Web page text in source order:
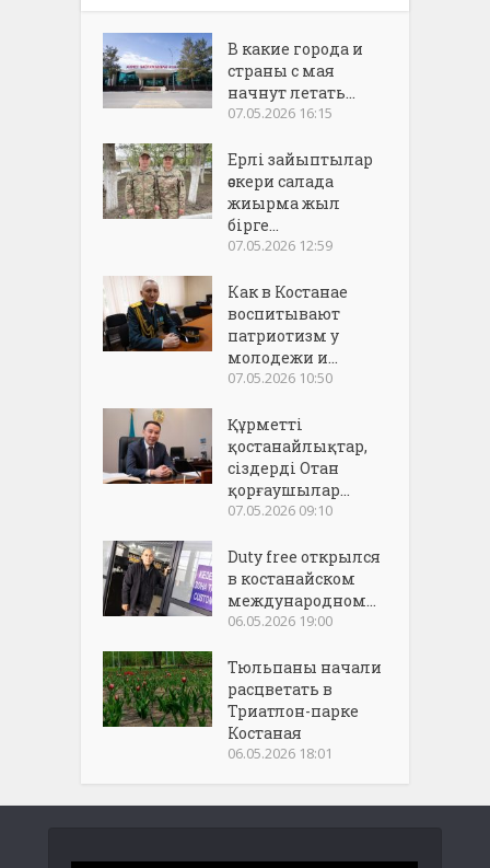
В какие города и
страны с мая
начнут летать...
07.05.2026 16:15
Ерлі зайыптылар
әскери салада
жиырма жыл
бірге...
07.05.2026 12:59
Как в Костанае
воспитывают
патриотизм у
молодежи и...
07.05.2026 10:50
Құрметті
қостанайлықтар,
сіздерді Отан
қорғаушылар...
07.05.2026 09:10
Duty free открылся
в костанайском
международном...
06.05.2026 19:00
Тюльпаны начали
расцветать в
Триатлон-парке
Костаная
06.05.2026 18:01